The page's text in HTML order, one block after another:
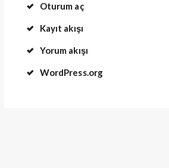
Oturum aç
Kayıt akışı
Yorum akışı
WordPress.org